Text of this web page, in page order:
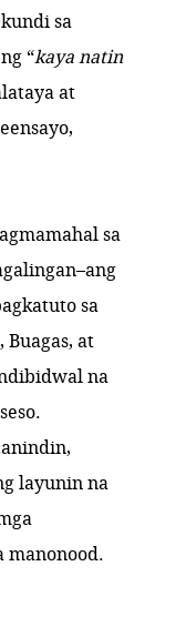
sa
“kaya natin
at
sa
sa
at
na
layunin na
manonood.